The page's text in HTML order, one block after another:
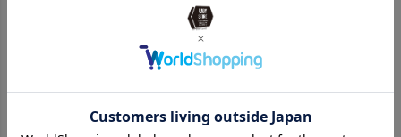
APPAREL
【UNBY的】 TEE＆MINI BAG
NANGA ナンガ 商品一覧はこちら